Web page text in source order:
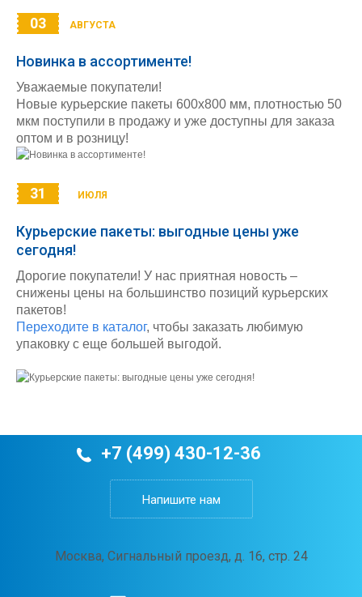
03 АВГУСТА
Новинка в ассортименте!
Уважаемые покупатели!
Новые курьерские пакеты 600х800 мм, плотностью 50
мкм поступили в продажу и уже доступны для заказа
оптом и в розницу!
31 ИЮЛЯ
Курьерские пакеты: выгодные цены уже
сегодня!
Дорогие покупатели! У нас приятная новость –
снижены цены на большинство позиций курьерских
пакетов!
Переходите в каталог, чтобы заказать любимую
упаковку с еще большей выгодой.
+7 (499) 430-12-36
Напишите нам
Москва, Сигнальный проезд, д. 16, стр. 24